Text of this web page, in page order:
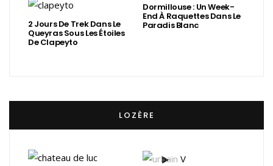
2 Jours De Trek Dans Le
Queyras Sous Les Étoiles
De Clapeyto
Dormillouse : Un Week-
End À Raquettes Dans Le
Paradis Blanc
LOZÈRE